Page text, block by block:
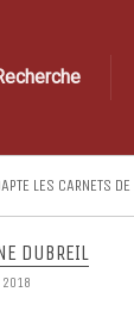
LES CARNETS
DUBREIL
2018